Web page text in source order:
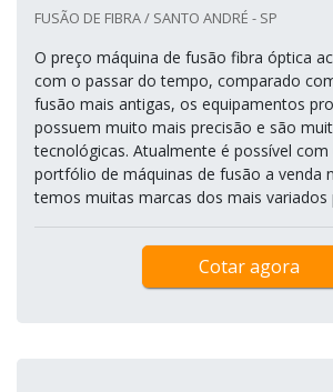
FUSÃO DE FIBRA / SANTO ANDRÉ - SP
O preço máquina de fusão fibra óptica
com o passar do tempo, comparado
fusão mais antigas, os equipamentos
possuem muito mais precisão e são
tecnológicas. Atualmente é possível
portfólio de máquinas de fusão a venda
temos muitas marcas dos mais variados
Cotar agora